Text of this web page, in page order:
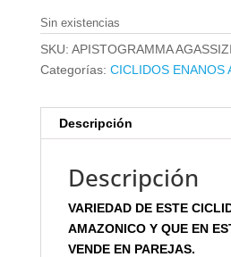
Sin existencias
SKU: APISTOGRAMMA
Categorías: CICLIDOS ENANOS
Descripción
Descripción
VARIEDAD DE ESTE
AMAZONICO Y QUE EN
VENDE EN PAREJAS.